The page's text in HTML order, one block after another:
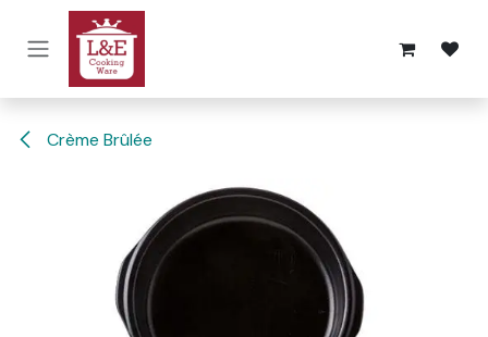
Overslaan naar inhoud
Crème Brûlée